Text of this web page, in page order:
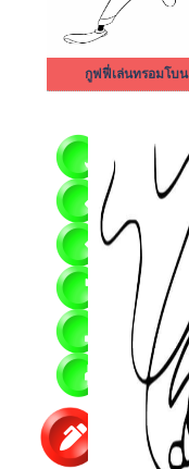
กูฟฟี่เล่นทรอมโบน